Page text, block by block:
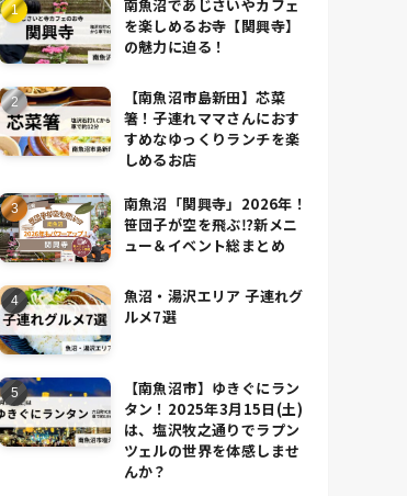
南魚沼であじさいやカフェ
を楽しめるお寺【関興寺】
の魅力に迫る！
【南魚沼市島新田】芯菜
箸！子連れママさんにおす
すめなゆっくりランチを楽
しめるお店
南魚沼「関興寺」2026年！
笹団子が空を飛ぶ⁉新メニ
ュー＆イベント総まとめ
魚沼・湯沢エリア 子連れグ
ルメ7選
【南魚沼市】ゆきぐにラン
タン！2025年3月15日(土)
は、塩沢牧之通りでラプン
ツェルの世界を体感しませ
んか？